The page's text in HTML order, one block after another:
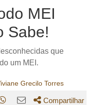
MEI
Sabe!
que
um MEI.
Grecilo Torres
Compartilhar